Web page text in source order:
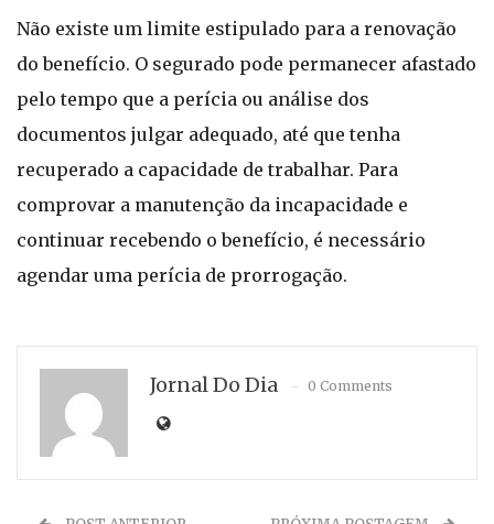
Não existe um limite estipulado para a renovação
do benefício. O segurado pode permanecer afastado
pelo tempo que a perícia ou análise dos
documentos julgar adequado, até que tenha
recuperado a capacidade de trabalhar. Para
comprovar a manutenção da incapacidade e
continuar recebendo o benefício, é necessário
agendar uma perícia de prorrogação.
Jornal Do Dia 0 Comments